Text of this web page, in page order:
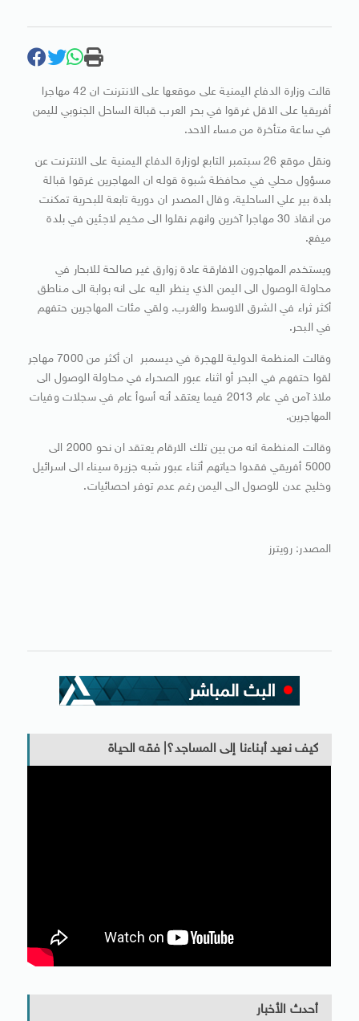
قالت وزارة الدفاع اليمنية على موقعها على الانترنت ان 42 مهاجرا
أفريقيا على الاقل غرقوا في بحر العرب قبالة الساحل الجنوبي لليمن
في ساعة متأخرة من مساء الاحد.
ونقل موقع 26 سبتمبر التابع لوزارة الدفاع اليمنية على الانترنت عن
مسؤول محلي في محافظة شبوة قوله ان المهاجرين غرقوا قبالة
بلدة بير علي الساحلية. وقال المصدر ان دورية تابعة للبحرية تمكنت
من انقاذ 30 مهاجرا آخرين وانهم نقلوا الى مخيم لاجئين في بلدة
ميفع.
ويستخدم المهاجرون الافارقة عادة زوارق غير صالحة للابحار في
محاولة الوصول الى اليمن الذي ينظر اليه على انه بوابة الى مناطق
أكثر ثراء في الشرق الاوسط والغرب. ولقي مئات المهاجرين حتفهم
في البحر.
وقالت المنظمة الدولية للهجرة في ديسمبر ان أكثر من 7000 مهاجر
لقوا حتفهم في البحر أو اثناء عبور الصحراء في محاولة الوصول الى
ملاذ آمن في عام 2013 فيما يعتقد أنه أسوأ عام في سجلات وفيات
المهاجرين.
وقالت المنظمة انه من بين تلك الارقام يعتقد ان نحو 2000 الى
5000 أفريقي فقدوا حياتهم أثناء عبور شبه جزيرة سيناء الى اسرائيل
وخليج عدن للوصول الى اليمن رغم عدم توفر احصائيات.
المصدر: رويترز
كيف نعيد أبناءنا إلى المساجد؟| فقه الحياة
أحدث الأخبار